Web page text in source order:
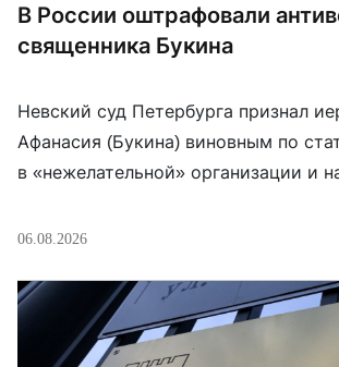
В России оштрафовали
священника Букина
Невский суд Петербурга признал
Афанасия (Букина) виновным по
в «нежелательной» организации и
находится за границей, защита в
поступившим в суд из ФСБ,
в телеграм-канале иеромонаха на
признанные «нежелательными» в
06.08.2026